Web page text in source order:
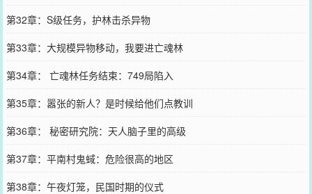
第32章：S级任务，护林击杀异物
第33章：大规模异物移动，我要进亡魂林
第34章： 亡魂林任务结束：749局陷入
第35章：嚣张的新人？是时候给他们点教训
第36章： 秘密研究院：天人脑子里的高级
第37章：平南村鬼蜮：危险很高的地区
第38章：午夜灯笼，民国时期的仪式